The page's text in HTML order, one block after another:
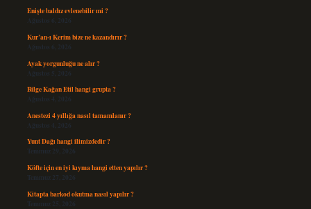
Enişte baldız evlenebilir mi ?
Ağustos 6, 2026
Kur’an-ı Kerim bize ne kazandırır ?
Ağustos 6, 2026
Ayak yorgunluğu ne alır ?
Ağustos 5, 2026
Bilge Kağan Etil hangi grupta ?
Ağustos 4, 2026
Anestezi 4 yıllığa nasıl tamamlanır ?
Ağustos 4, 2026
Yunt Dağı hangi ilimizdedir ?
Temmuz 29, 2026
Köfte için en iyi kıyma hangi etten yapılır ?
Temmuz 27, 2026
Kitapta barkod okutma nasıl yapılır ?
Temmuz 25, 2026